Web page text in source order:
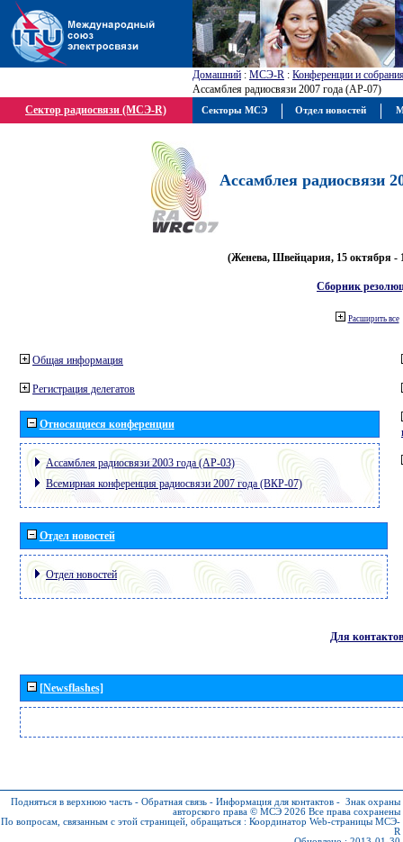
Домашний : МСЭ-R : Конференции и
Ассамблея радиосвязи 2007 года (АР-07)
Сектор радиосвязи (МСЭ-R)
Ассамблея радиосвязи
(Женева, Швейцария, 15 октября -
Сборник
Расширить все
Общая информация
Регистрация делегатов
Относящиеся конференции
Ассамблея радиосвязи 2003 года (АР-03)
Всемирная конференция радиосвязи 2007 года (ВКР-07)
Отдел новостей
Отдел новостей
Для контактов
[Newsflashes]
Подняться в верхнюю часть - Обратная связь - Информация для контактов - Знак охраны
авторского права © МСЭ 2026 Все права сохранены
По вопросам, связанным с этой страницей, обращаться : Координатор Web-страницы МСЭ-
R
Секторы МСЭ Отдел новостей